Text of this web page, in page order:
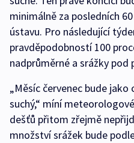
minimálně za posledních
ústavu. Pro následující
pravděpodobností 100
nadprůměrné a srážky pod
„Měsíc červenec bude
suchý,“ míní
dešťů přitom zřejmě
množství srážek bude